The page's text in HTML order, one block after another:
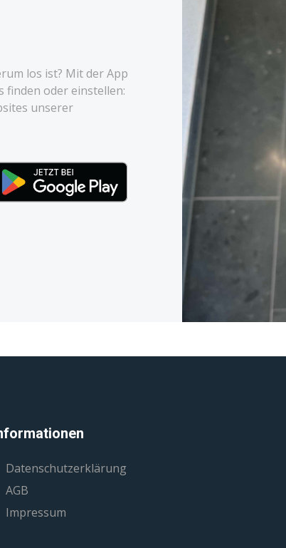
los ist? Mit der App
finden oder einstellen:
unserer
Datenschutzerklärung
AGB
Impressum